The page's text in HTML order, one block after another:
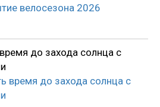
до захода солнца с